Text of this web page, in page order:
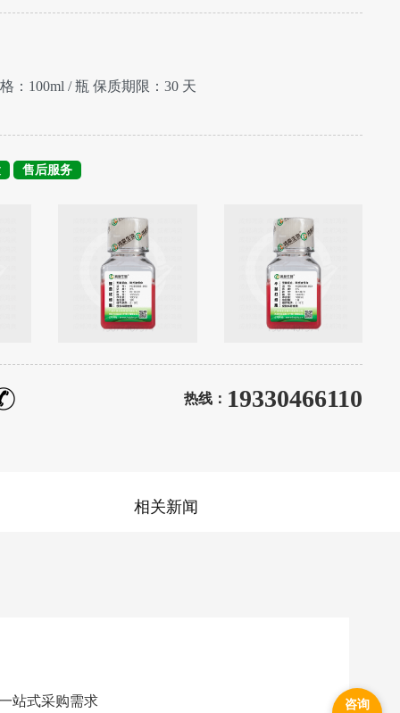
咨询
：100ml / 瓶 保质期限：30 天
售后服务
热线： 19330466110
相关新闻
站式采购需求